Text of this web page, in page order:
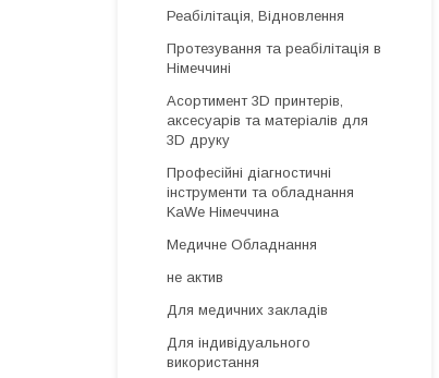
Реабілітація, Відновлення
Протезування та реабілітація в
Німеччині
Асортимент 3D принтерів,
аксесуарів та матеріалів для
3D друку
Професійні діагностичні
інструменти та обладнання
KaWe Німеччина
Медичне Обладнання
не актив
Для медичних закладів
Для індивідуального
використання